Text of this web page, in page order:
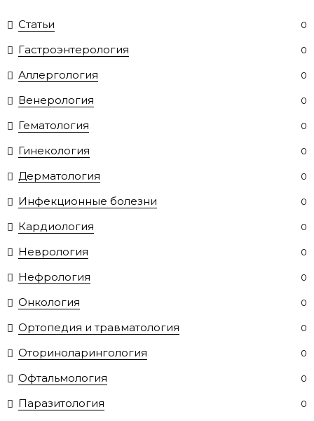
Статьи 0
Гастроэнтерология 0
Аллергология 0
Венерология 0
Гематология 0
Гинекология 0
Дерматология 0
Инфекционные болезни 0
Кардиология 0
Неврология 0
Нефрология 0
Онкология 0
Ортопедия и травматология 0
Оториноларингология 0
Офтальмология 0
Паразитология 0